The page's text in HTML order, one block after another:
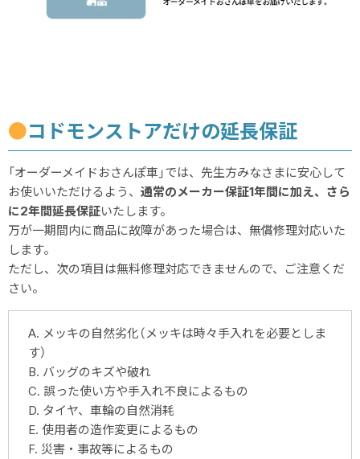
●コドモンストアだけの延長保証
「オーダーメイドおさんぽ車」では、先生方みなさまに安心して
お使いいただけるよう、 通常のメーカー保証1年間に加え、さら
に2年間延長保証いたします。
万が一期間内に商品に故障があった場合は、無償修理対応いた
します。
ただし、次の項目は無料修理対応できませんので、ご注意くだ
さい。
A. メッキの自然劣化（メッキは時々手入れを必要としま
す）
B. バッグのキズや破れ
C. 誤った使い方や手入れ不良によるもの
D. タイヤ、車輪の自然消耗
E. 使用者の造作変更によるもの
F. 災害・事故等によるもの